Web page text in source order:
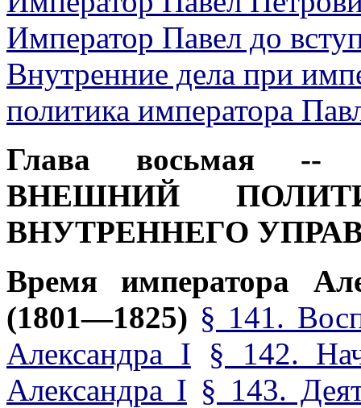
Император Павел до
Внутренние дела при
политика императора
Глава восьмая
ВНЕШНИЙ
ВНУТРЕННЕГО
Время императора
(1801—1825) § 141.
Александра I
§ 142.
Александра I § 143.